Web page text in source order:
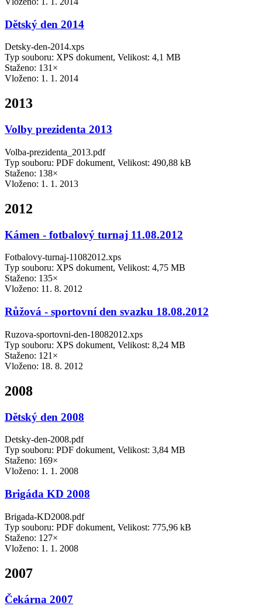
Dětský den 2014
Detsky-den-2014.xps
Typ souboru: XPS dokument, Velikost: 4,1 MB
Staženo: 131×
Vloženo: 1. 1. 2014
2013
Volby prezidenta 2013
Volba-prezidenta_2013.pdf
Typ souboru: PDF dokument, Velikost: 490,88 kB
Staženo: 138×
Vloženo: 1. 1. 2013
2012
Kámen - fotbalový turnaj 11.08.2012
Fotbalovy-turnaj-11082012.xps
Typ souboru: XPS dokument, Velikost: 4,75 MB
Staženo: 135×
Vloženo: 11. 8. 2012
Růžová - sportovní den svazku 18.08.2012
Ruzova-sportovni-den-18082012.xps
Typ souboru: XPS dokument, Velikost: 8,24 MB
Staženo: 121×
Vloženo: 18. 8. 2012
2008
Dětský den 2008
Detsky-den-2008.pdf
Typ souboru: PDF dokument, Velikost: 3,84 MB
Staženo: 169×
Vloženo: 1. 1. 2008
Brigáda KD 2008
Brigada-KD2008.pdf
Typ souboru: PDF dokument, Velikost: 775,96 kB
Staženo: 127×
Vloženo: 1. 1. 2008
2007
Čekárna 2007